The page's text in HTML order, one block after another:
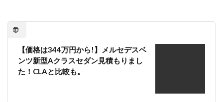
【価格は344万円から!】メルセデスベ
ンツ新型Aクラスセダン見積もりまし
た！CLAと比較も。